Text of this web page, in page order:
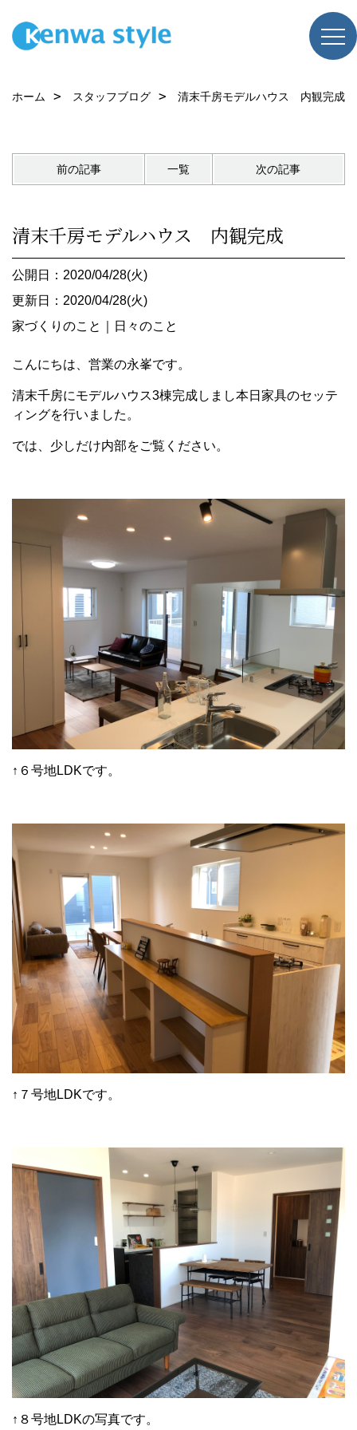
ホーム スタッフブログ 清末千房モデルハウス 内観完成
前の記事 一覧 次の記事
清末千房モデルハウス 内観完成
公開日：2020/04/28(火)
更新日：2020/04/28(火)
家づくりのこと
日々のこと
こんにちは、営業の永峯です。
清末千房にモデルハウス3棟完成しまし本日家具のセッテ
ィングを行いました。
では、少しだけ内部をご覧ください。
↑６号地LDKです。
↑７号地LDKです。
↑８号地LDKの写真です。